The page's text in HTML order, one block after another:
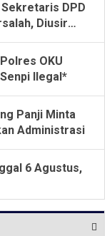
DPD
Diusir
OKU
Ilegal*
Panji Minta
Administrasi
6 Agustus,